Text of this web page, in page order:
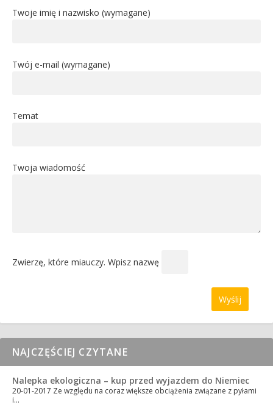
Twoje imię i nazwisko (wymagane)
Twój e-mail (wymagane)
Temat
Twoja wiadomość
Zwierzę, które miauczy. Wpisz nazwę
NAJCZĘŚCIEJ CZYTANE
Nalepka ekologiczna – kup przed wyjazdem do Niemiec
20-01-2017 Ze względu na coraz większe obciążenia związane z pyłami
i…